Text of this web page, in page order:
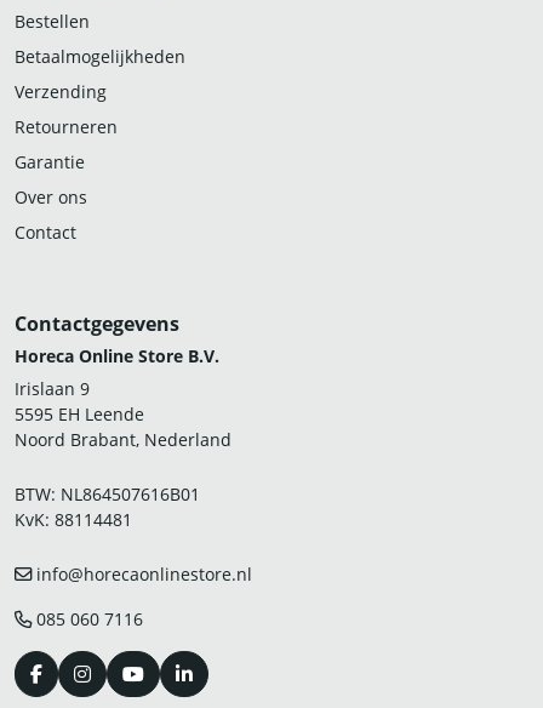
Bestellen
Betaalmogelijkheden
Verzending
Retourneren
Garantie
Over ons
Contact
Contactgegevens
Horeca Online Store B.V.
Irislaan 9
5595 EH Leende
Noord Brabant, Nederland
BTW: NL864507616B01
KvK: 88114481
info@horecaonlinestore.nl
085 060 7116